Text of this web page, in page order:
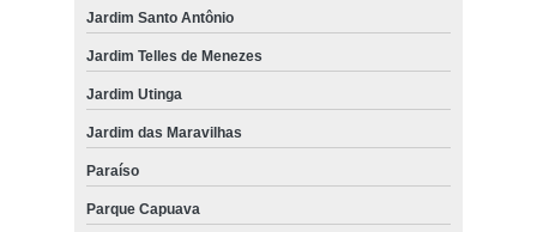
Jardim Santo Antônio
Jardim Telles de Menezes
Jardim Utinga
Jardim das Maravilhas
Paraíso
Parque Capuava